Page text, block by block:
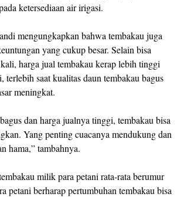
ketersediaan air irigasi.
mengungkapkan bahwa tembakau juga
yang cukup besar. Selain bisa
harga jual tembakau kerap lebih tinggi
terlebih saat kualitas daun tembakau bagus
meningkat.
dan harga jualnya tinggi, tembakau bisa
Yang penting cuacanya mendukung dan
hama,” tambahnya.
milik para petani rata-rata berumur
petani berharap pertumbuhan tembakau bisa